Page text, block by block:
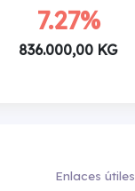
7.27%
836.000,00 KG
Enlaces útiles